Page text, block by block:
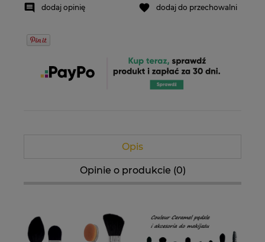
dodaj opinię dodaj do przechowalni
Opis
Opinie o produkcie (0)